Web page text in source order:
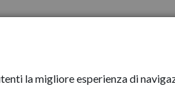
la migliore esperienza di